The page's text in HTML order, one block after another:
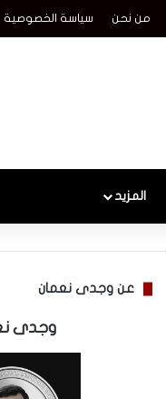
من نحن سياسة الخصوصية
المزيد
عن وجدى نعمان
وجدى